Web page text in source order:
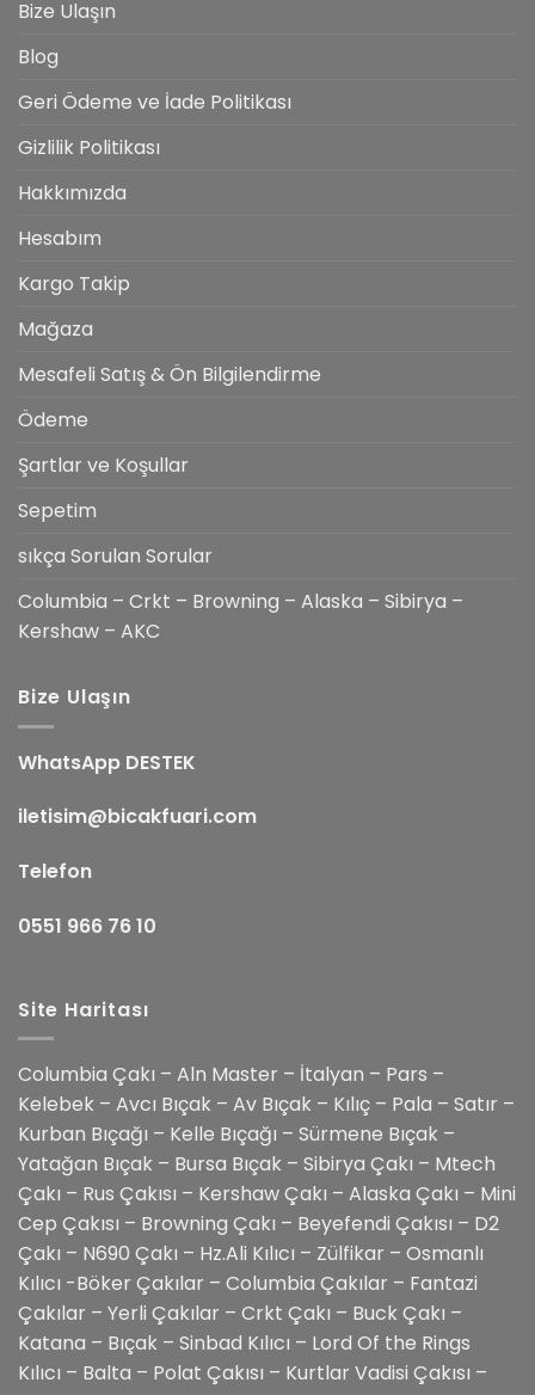
Bize Ulaşın
Blog
Geri Ödeme ve İade Politikası
Gizlilik Politikası
Hakkımızda
Hesabım
Kargo Takip
Mağaza
Mesafeli Satış & Ön Bilgilendirme
Ödeme
Şartlar ve Koşullar
Sepetim
sıkça Sorulan Sorular
Columbia – Crkt – Browning – Alaska – Sibirya –
Kershaw – AKC
Bize Ulaşın
WhatsApp DESTEK
iletisim@bicakfuari.com
Telefon
0551 966 76 10
Site Haritası
Columbia Çakı – Aln Master – İtalyan – Pars –
Kelebek – Avcı Bıçak – Av Bıçak – Kılıç – Pala – Satır –
Kurban Bıçağı – Kelle Bıçağı – Sürmene Bıçak –
Yatağan Bıçak – Bursa Bıçak – Sibirya Çakı – Mtech
Çakı – Rus Çakısı – Kershaw Çakı – Alaska Çakı – Mini
Cep Çakısı – Browning Çakı – Beyefendi Çakısı – D2
Çakı – N690 Çakı – Hz.Ali Kılıcı – Zülfikar – Osmanlı
Kılıcı -Böker Çakılar – Columbia Çakılar – Fantazi
Çakılar – Yerli Çakılar – Crkt Çakı – Buck Çakı –
Katana – Bıçak – Sinbad Kılıcı – Lord Of the Rings
Kılıcı – Balta – Polat Çakısı – Kurtlar Vadisi Çakısı –